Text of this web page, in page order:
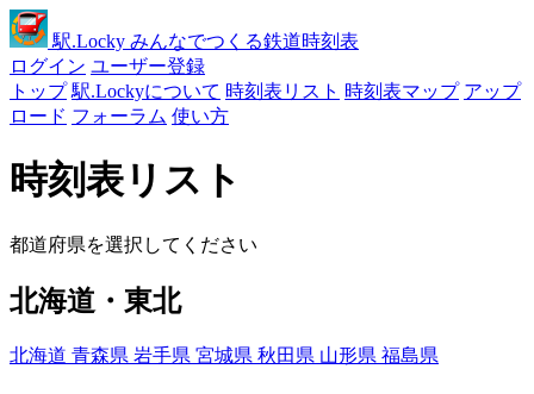
駅.Locky みんなでつくる鉄道時刻表
ログイン ユーザー登録
トップ 駅.Lockyについて 時刻表リスト 時刻表マップ アップ
ロード フォーラム 使い方
時刻表リスト
都道府県を選択してください
北海道・東北
北海道 青森県 岩手県 宮城県 秋田県 山形県 福島県